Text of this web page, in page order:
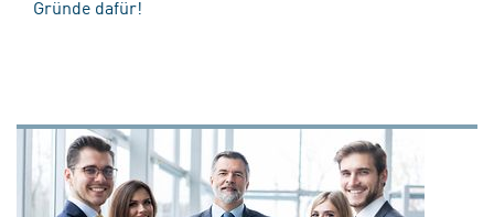
Gründe dafür!